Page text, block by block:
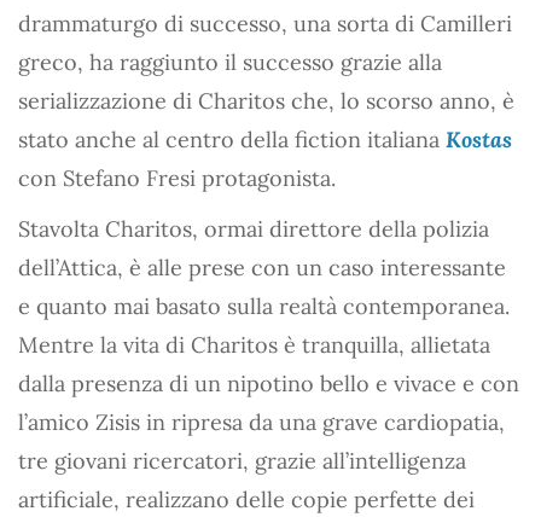
drammaturgo di successo, una sorta di Camilleri
greco, ha raggiunto il successo grazie alla
serializzazione di Charitos che, lo scorso anno, è
stato anche al centro della fiction italiana Kostas
con Stefano Fresi protagonista.
Stavolta Charitos, ormai direttore della polizia
dell’Attica, è alle prese con un caso interessante
e quanto mai basato sulla realtà contemporanea.
Mentre la vita di Charitos è tranquilla, allietata
dalla presenza di un nipotino bello e vivace e con
l’amico Zisis in ripresa da una grave cardiopatia,
tre giovani ricercatori, grazie all’intelligenza
artificiale, realizzano delle copie perfette dei